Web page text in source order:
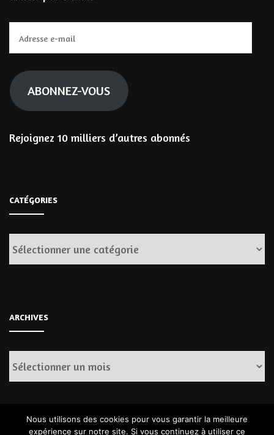
e-
mail
ABONNEZ-VOUS
Rejoignez 10 milliers d’autres abonnés
CATÉGORIES
Catégories
ARCHIVES
Archives
Nous utilisons des cookies pour vous garantir la meilleure
expérience sur notre site. Si vous continuez à utiliser ce